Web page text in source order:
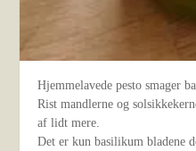
Hjemmelavede pesto smager
Rist mandlerne og
af lidt mere.
Det er kun basilikum bladene